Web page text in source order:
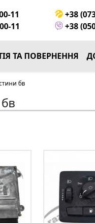
11
+38
11
+38
ТА ПОВЕРНЕННЯ
бв